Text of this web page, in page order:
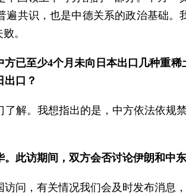
共识，也是中德关系的政治基础
。
已至少4个月未向日本出口几种重
出口？
解。我想指出的是，中方依法依
此访期间，双方会否讨论伊朗和中
问，有关情况我们会及时发布消息，